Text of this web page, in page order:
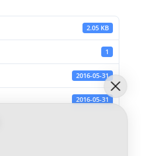
2.05 KB
1
2016-05-31
2016-05-31